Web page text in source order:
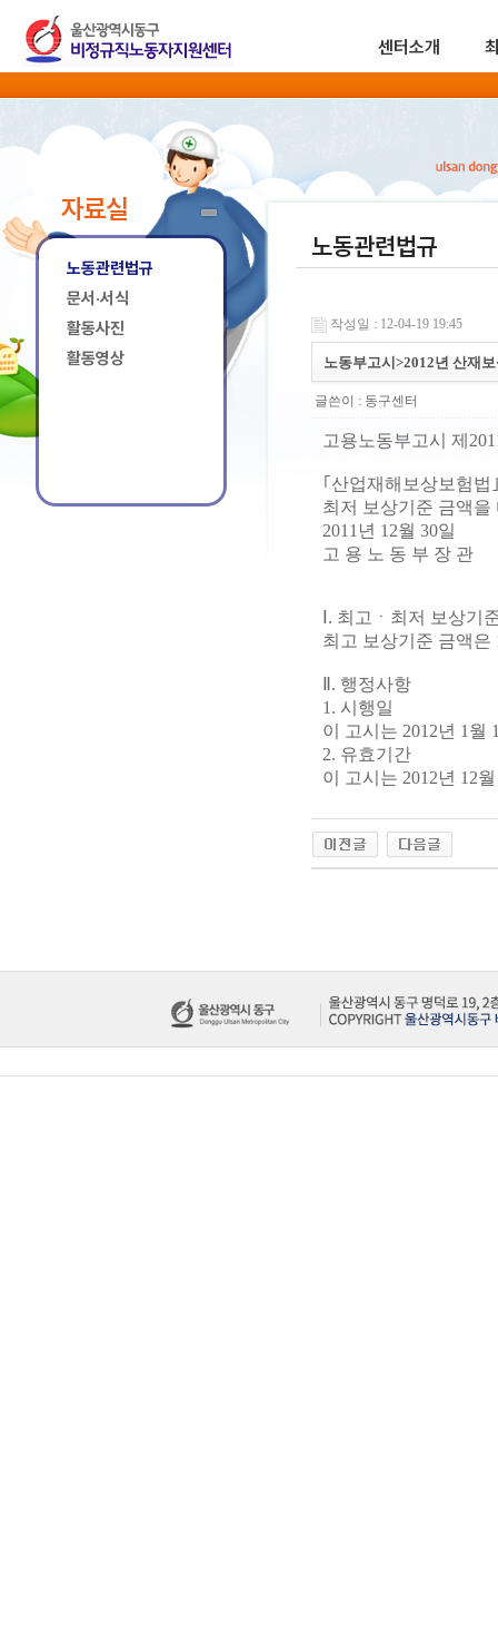
센터소개
자료실
노동관련법규
문서·서식
활동사진
활동영상
노동관련법규
작성일 : 12-04-19 19:45
노동부고시>2012년 산재
글쓴이 : 동구센터
고용노동부고시 제
｢산업재해보상보험법
최저 보상기준 금액
2011년 12월 30일
고 용 노 동 부 장 관
Ⅰ. 최고ㆍ최저 보상기
최고 보상기준 금액은
Ⅱ. 행정사항
1. 시행일
이 고시는 2012년 1월
2. 유효기간
이 고시는 2012년 12